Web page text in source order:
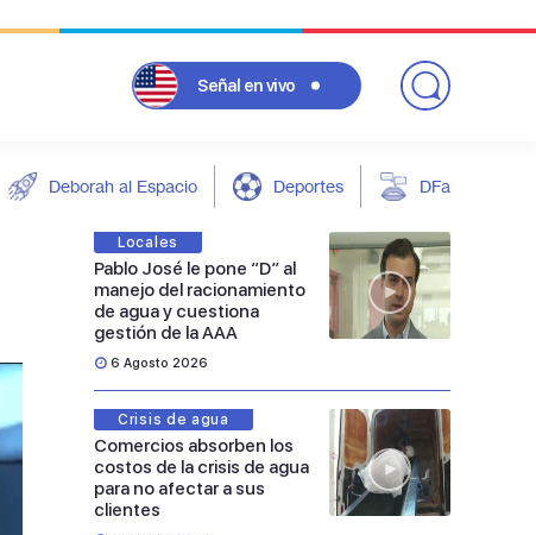
Señal en vivo
Deborah al Espacio Deportes DFarándula
Locales
Pablo José le pone “D” al
manejo del racionamiento
de agua y cuestiona
gestión de la AAA
6 Agosto 2026
Crisis de agua
Comercios absorben los
costos de la crisis de agua
para no afectar a sus
clientes